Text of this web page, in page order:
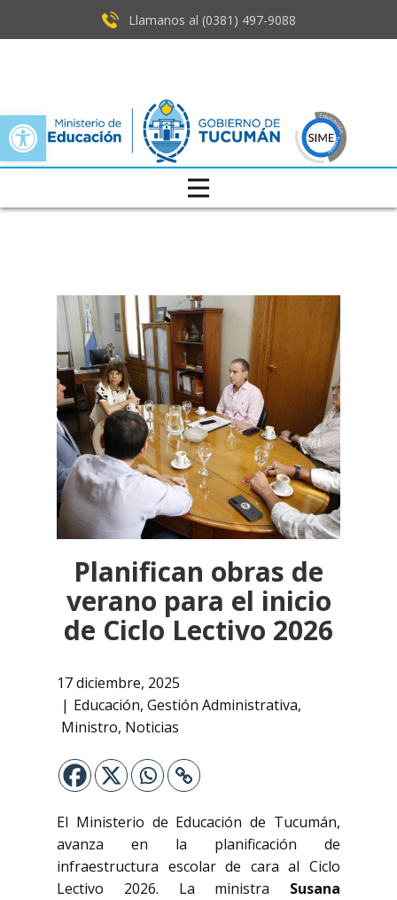
Open toolbar
Llamanos al (0381) ​497-9088
Planifican obras de
verano para el inicio
de Ciclo Lectivo 2026
17 diciembre, 2025
Educación, Gestión Administrativa,
Ministro, Noticias
El Ministerio de Educación de Tucumán,
avanza en la planificación de
infraestructura escolar de cara al Ciclo
Lectivo 2026. La ministra Susana